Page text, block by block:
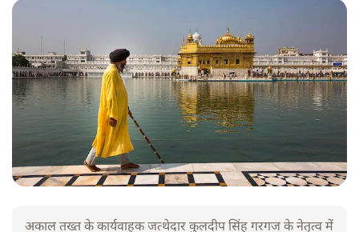
अकाल तख्त के कार्यवाहक जत्थेदार कुलदीप सिंह गरगज के नेतृत्व में